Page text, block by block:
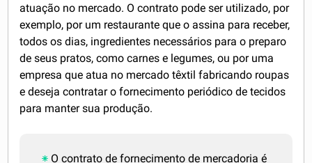
atuação no mercado. O contrato pode ser utilizado, por
exemplo, por um restaurante que o assina para receber,
todos os dias, ingredientes necessários para o preparo
de seus pratos, como carnes e legumes, ou por uma
empresa que atua no mercado têxtil fabricando roupas
e deseja contratar o fornecimento periódico de tecidos
para manter sua produção.
Ocontrato de fornecimento de mercadoria é